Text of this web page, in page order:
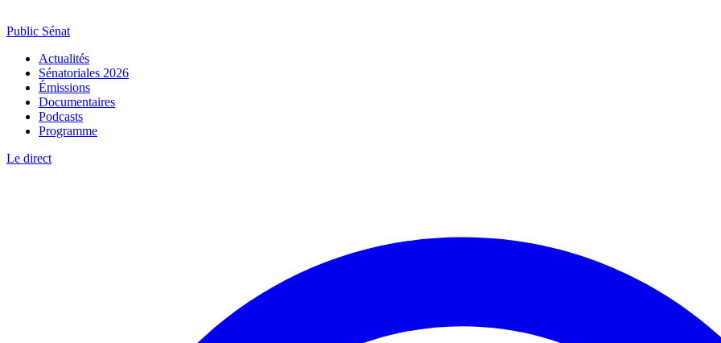
Public Sénat
Actualités
Sénatoriales 2026
Émissions
Documentaires
Podcasts
Programme
Le direct